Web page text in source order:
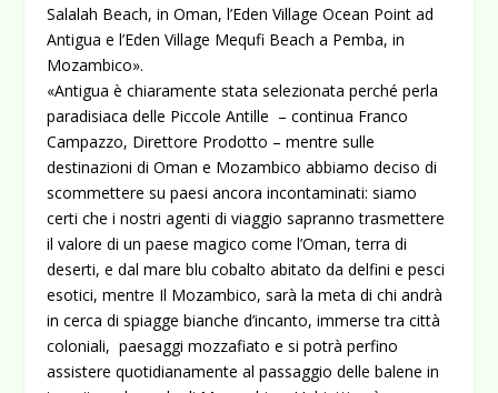
Salalah Beach, in Oman, l’Eden Village Ocean Point ad
Antigua e l’Eden Village Mequfi Beach a Pemba, in
Mozambico».
«Antigua è chiaramente stata selezionata perché perla
paradisiaca delle Piccole Antille – continua Franco
Campazzo, Direttore Prodotto – mentre sulle
destinazioni di Oman e Mozambico abbiamo deciso di
scommettere su paesi ancora incontaminati: siamo
certi che i nostri agenti di viaggio sapranno trasmettere
il valore di un paese magico come l’Oman, terra di
deserti, e dal mare blu cobalto abitato da delfini e pesci
esotici, mentre Il Mozambico, sarà la meta di chi andrà
in cerca di spiagge bianche d’incanto, immerse tra città
coloniali, paesaggi mozzafiato e si potrà perfino
assistere quotidianamente al passaggio delle balene in